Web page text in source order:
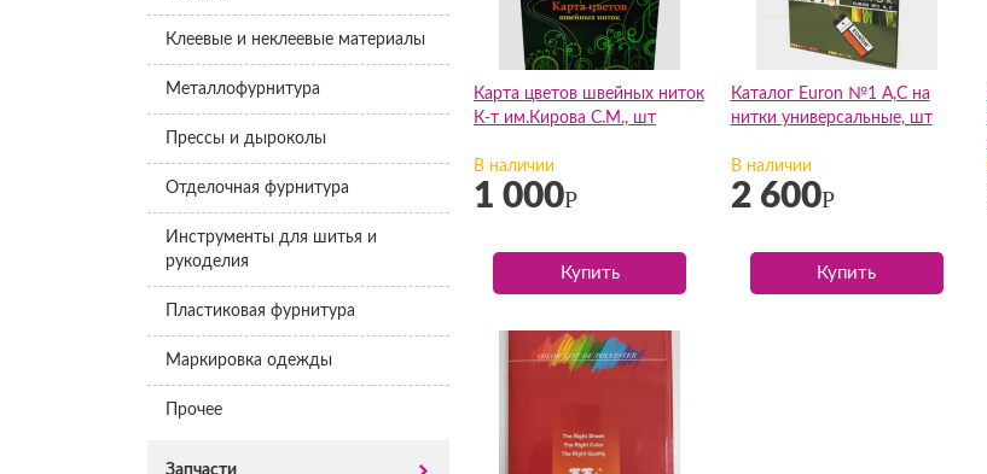
Клеевые и неклеевые материалы
Металлофурнитура
Прессы и дыроколы
Отделочная фурнитура
Инструменты для шитья и
рукоделия
Пластиковая фурнитура
Маркировка одежды
Прочее
Запчасти
Карта цветов швейных ниток
К-т им.Кирова С.М., шт
В наличии
1 000Р
Купить
Каталог Euron №1 A,С на
нитки универсальные, шт
В наличии
2 600Р
Купить